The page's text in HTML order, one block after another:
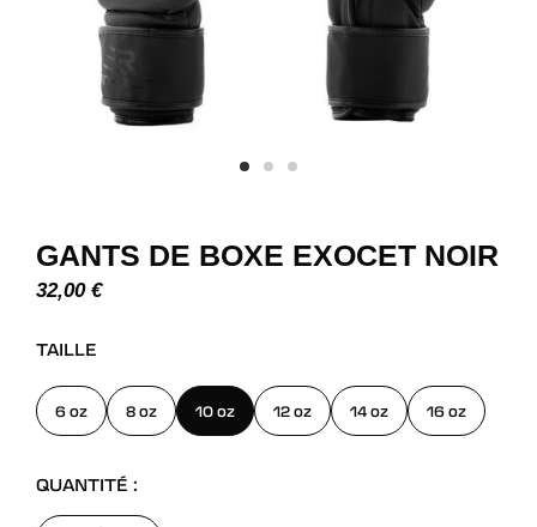
GANTS DE BOXE EXOCET NOIR
32,00 €
TAILLE
6 oz 8 oz 10 oz 12 oz 14 oz 16 oz
QUANTITÉ :